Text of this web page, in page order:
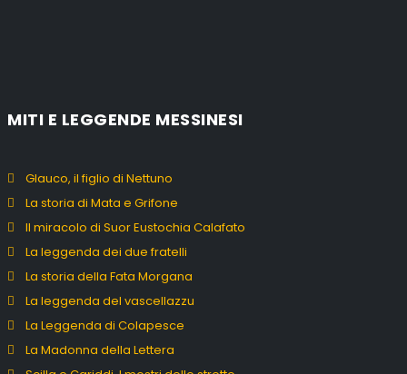
MITI E LEGGENDE MESSINESI
Glauco, il figlio di Nettuno
La storia di Mata e Grifone
Il miracolo di Suor Eustochia Calafato
La leggenda dei due fratelli
La storia della Fata Morgana
La leggenda del vascellazzu
La Leggenda di Colapesce
La Madonna della Lettera